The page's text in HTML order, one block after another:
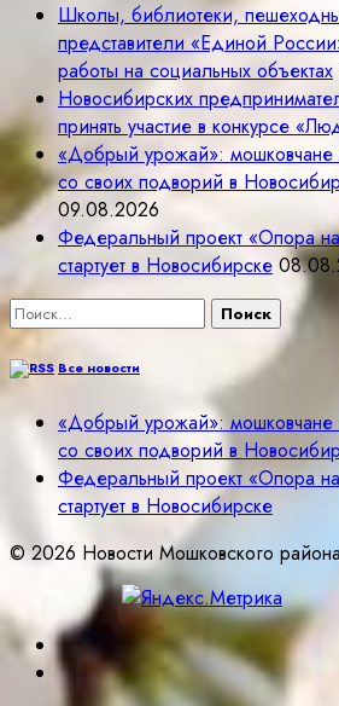
Школы, библиотеки,
представители «Единой
работы на социальных объектах
Новосибирских
принять участие в конкурсе
«Добрый урожай»: мошковчане
со своих подворий в
09.08.2026
Федеральный проект «Опора
стартует в Новосибирске
Найти:
Все новости
«Добрый урожай»: мошковчане
со своих подворий в
Федеральный проект «Опора
стартует в Новосибирске
© 2026 Новости Мошковского района